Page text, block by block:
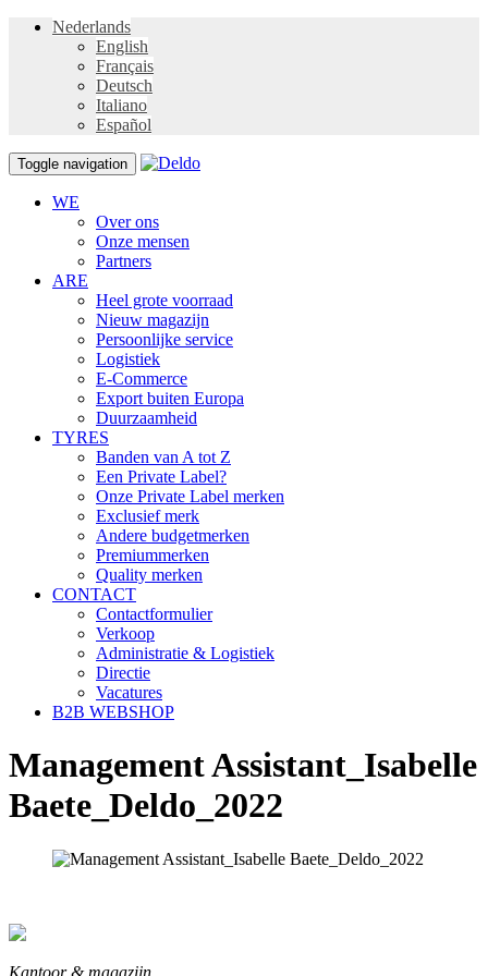
Nederlands
English
Français
Deutsch
Italiano
Español
Toggle navigation
WE
Over ons
Onze mensen
Partners
ARE
Heel grote voorraad
Nieuw magazijn
Persoonlijke service
Logistiek
E-Commerce
Export buiten Europa
Duurzaamheid
TYRES
Banden van A tot Z
Een Private Label?
Onze Private Label merken
Exclusief merk
Andere budgetmerken
Premiummerken
Quality merken
CONTACT
Contactformulier
Verkoop
Administratie & Logistiek
Directie
Vacatures
B2B WEBSHOP
Management Assistant_Isabelle
Baete_Deldo_2022
Kantoor & magazijn